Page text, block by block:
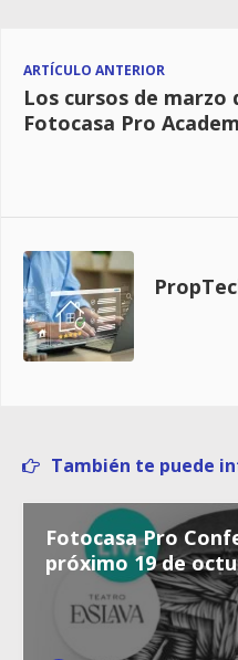
ARTÍCULO ANTERIOR
Los cursos de marzo
Fotocasa Pro
También te puede
Fotocasa Pro
próximo 19 de